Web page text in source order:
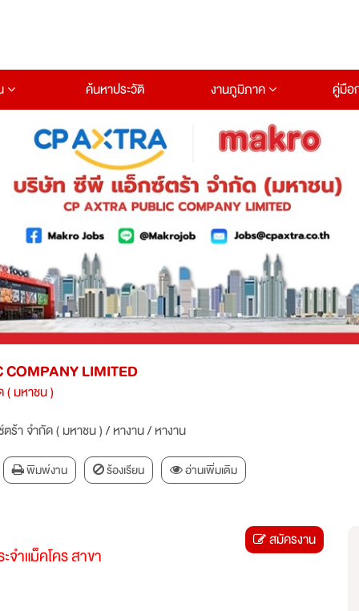
ค้นหาประวัติ งานภูมิภาค คู่มือ
COMPANY LIMITED
( มหาชน )
ร้า จำกัด ( มหาชน )/หางาน/หางาน
พิมพ์งาน ร้องเรียน อ่านเพิ่มเติม
ำแม็คโคร สาขา
สมัครงาน